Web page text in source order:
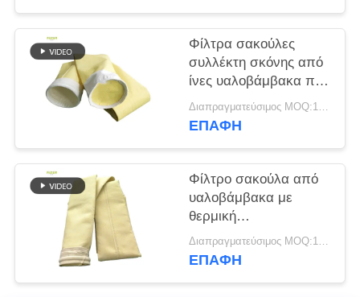
Φίλτρα σακούλες
συλλέκτη σκόνης από
ίνες υαλοβάμβακα που
παρέχουν εξαιρετική
αντοχή σε υψηλές
Διαπραγματεύσιμος MOQ:100 τεμ
ΕΠΑΦΉ
Φίλτρο σακούλα από
υαλοβάμβακα με
θερμική
σταθεροποίηση και
φινίρισμα
Διαπραγματεύσιμος MOQ:100 τεμ
ΕΠΑΦΉ